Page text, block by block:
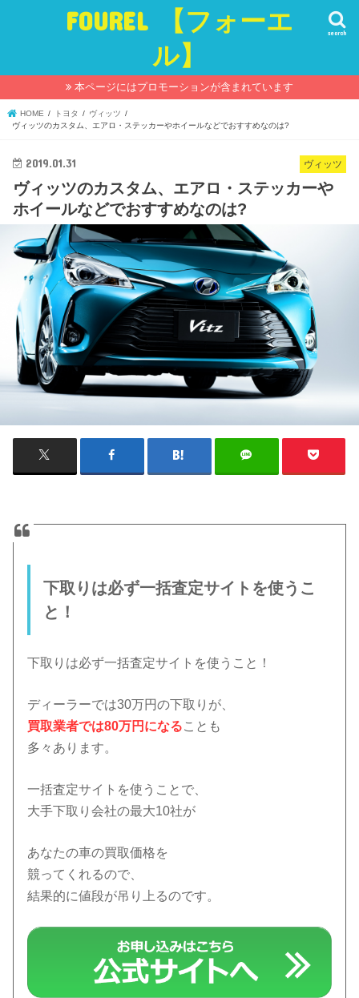
FOUREL 【フォーエ
ル】
search
本ページにはプロモーションが含まれています
HOME トヨタ
ヴィッツ
ヴィッツのカスタム、エアロ・ステッカーやホイールなどでおすすめなのは?
ヴィッツ
2019.01.31
ヴィッツのカスタム、エアロ・ステッカーや
ホイールなどでおすすめなのは?
下取りは必ず一括査定サイトを使うこ
と！
下取りは必ず一括査定サイトを使うこと！
ディーラーでは30万円の下取りが、
買取業者では80万円になることも
多々あります。
一括査定サイトを使うことで、
大手下取り会社の最大10社が
あなたの車の買取価格を
競ってくれるので、
結果的に値段が吊り上るのです。